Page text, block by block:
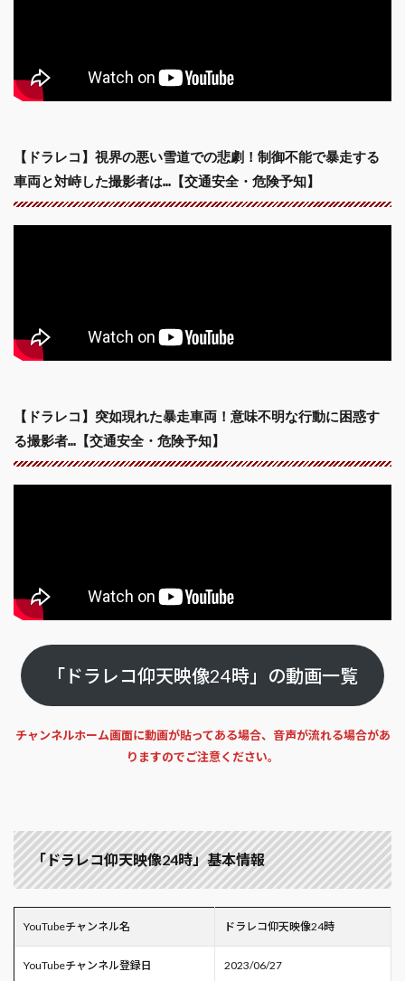
【ドラレコ】視界の悪い雪道での悲劇！制御不能で暴走する
車両と対峙した撮影者は…【交通安全・危険予知】
【ドラレコ】突如現れた暴走車両！意味不明な行動に困惑す
る撮影者…【交通安全・危険予知】
「ドラレコ仰天映像24時」の動画一覧
チャンネルホーム画面に動画が貼ってある場合、音声が流れる場合があ
りますのでご注意ください。
「ドラレコ仰天映像24時」基本情報
YouTubeチャンネル名 ドラレコ仰天映像24時
YouTubeチャンネル登録日 2023/06/27